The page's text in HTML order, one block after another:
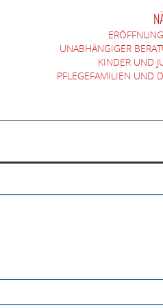
UNABHÄNGIGER
KINDER UND
PFLEGEFAMILIEN UND